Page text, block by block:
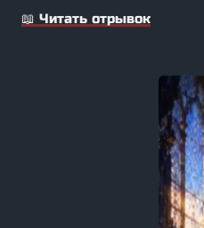
📖 Читать отрывок